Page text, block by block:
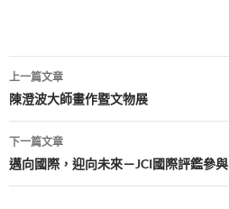
文
章
導
覽
上一篇文章
陳澄波大師畫作暨文物展
下一篇文章
邁向國際，迎向未來－JCI國際評鑑參與